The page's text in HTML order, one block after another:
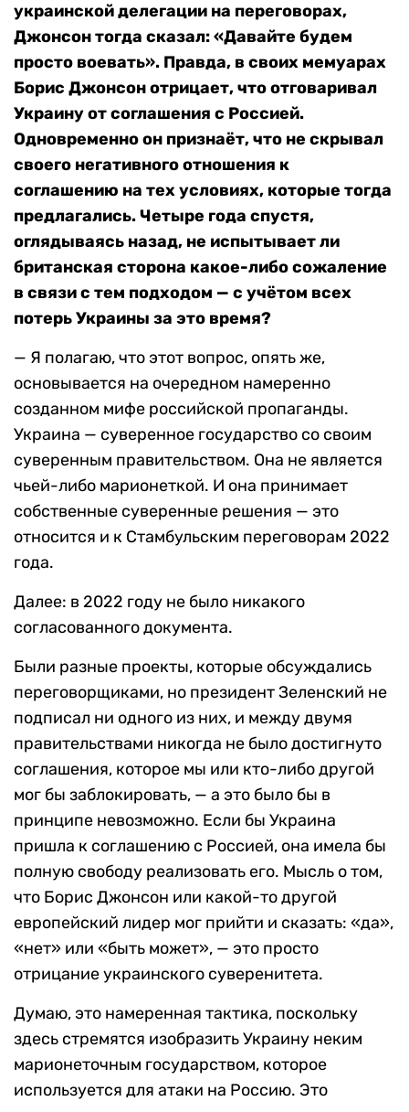
украинской делегации на переговорах,
Джонсон тогда сказал: «Давайте будем
просто воевать». Правда, в своих мемуарах
Борис Джонсон отрицает, что отговаривал
Украину от соглашения с Россией.
Одновременно он признаёт, что не скрывал
своего негативного отношения к
соглашению на тех условиях, которые тогда
предлагались. Четыре года спустя,
оглядываясь назад, не испытывает ли
британская сторона какое-либо сожаление
в связи с тем подходом — с учётом всех
потерь Украины за это время?
— Я полагаю, что этот вопрос, опять же,
основывается на очередном намеренно
созданном мифе российской пропаганды.
Украина — суверенное государство со своим
суверенным правительством. Она не является
чьей-либо марионеткой. И она принимает
собственные суверенные решения — это
относится и к Стамбульским переговорам 2022
года.
Далее: в 2022 году не было никакого
согласованного документа.
Были разные проекты, которые обсуждались
переговорщиками, но президент Зеленский не
подписал ни одного из них, и между двумя
правительствами никогда не было достигнуто
соглашения, которое мы или кто-либо другой
мог бы заблокировать, — а это было бы в
принципе невозможно. Если бы Украина
пришла к соглашению с Россией, она имела бы
полную свободу реализовать его. Мысль о том,
что Борис Джонсон или какой-то другой
европейский лидер мог прийти и сказать: «да»,
«нет» или «быть может», — это просто
отрицание украинского суверенитета.
Думаю, это намеренная тактика, поскольку
здесь стремятся изобразить Украину неким
марионеточным государством, которое
используется для атаки на Россию. Это